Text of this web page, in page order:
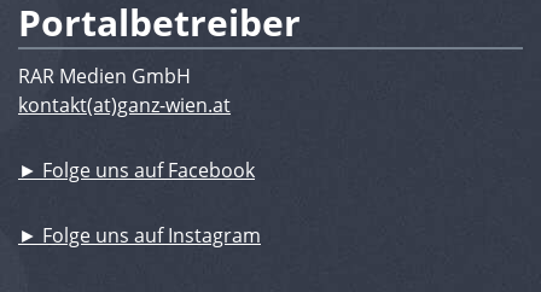
Portalbetreiber
RAR Medien GmbH
kontakt(at)ganz-wien.at
► Folge uns auf Facebook
► Folge uns auf Instagram